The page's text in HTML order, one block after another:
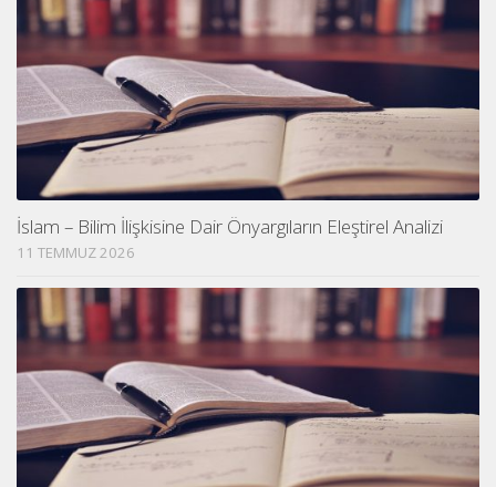
İslam – Bilim İlişkisine Dair Önyargıların Eleştirel Analizi
11 TEMMUZ 2026